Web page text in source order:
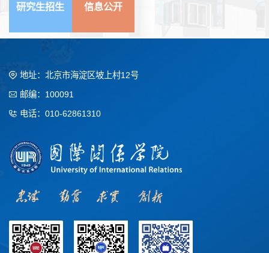
研究生招生 信息公开
地址：北京市海淀区坡上村12号
邮编：100091
电话：010-62861310